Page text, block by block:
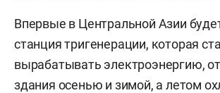
Впервые в Центральной Азии
станция тригенерации, которая
вырабатывать электроэнергию,
здания осенью и зимой, а летом